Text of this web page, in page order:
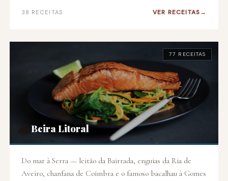
38 RECEITAS VER RECEITAS
77 RECEITAS
🌊Beira Litoral
Do mar à Serra — leitão da Bairrada, enguias da Ria de
Aveiro, chanfana de Coimbra e o famoso bacalhau à Gomes